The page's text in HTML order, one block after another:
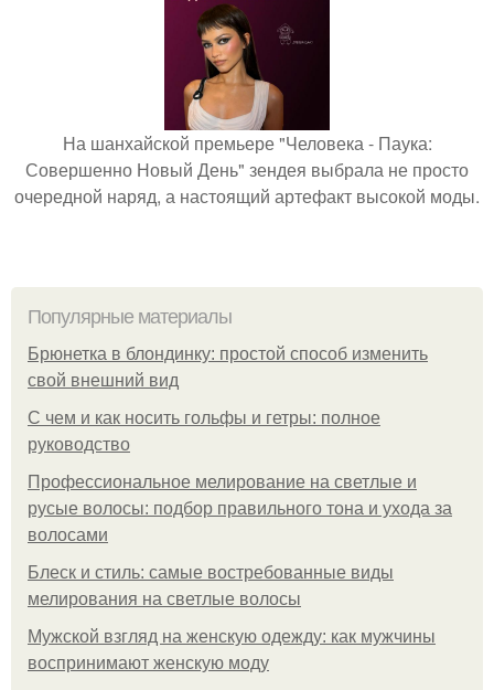
На шанхайской премьере "Человека - Паука:
Совершенно Новый День" зендея выбрала не просто
очередной наряд, а настоящий артефакт высокой моды.
Популярные материалы
Брюнетка в блондинку: простой способ изменить
свой внешний вид
С чем и как носить гольфы и гетры: полное
руководство
Профессиональное мелирование на светлые и
русые волосы: подбор правильного тона и ухода за
волосами
Блеск и стиль: самые востребованные виды
мелирования на светлые волосы
Мужской взгляд на женскую одежду: как мужчины
воспринимают женскую моду